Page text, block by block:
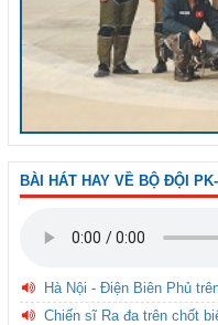
BÀI HÁT HAY VỀ BỘ ĐỘI
Hà Nội - Điện Biên Phủ
Chiến sĩ Ra đa trên chốt